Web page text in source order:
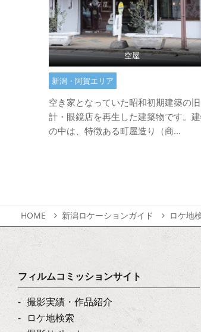
空屋
新潟・阿賀エリア
空き家となっていた昭和初期建築の
計・眼鏡店を再生した建築物です。
の中は、特徴ある町屋造り（商...
HOME 新潟ロケーションガイド ロケ地
フィルムコミッションサイト
撮影実績・作品紹介
ロケ地検索